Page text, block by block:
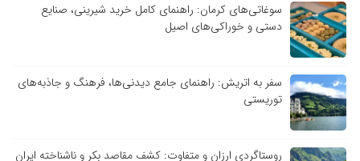
سوغاتی‌های کرمان: راهنمای کامل خرید شیرینی، صنایع
دستی و خوراکی‌های اصیل
سفر به اتریش: راهنمای جامع دیدنی‌ها، فرهنگ و جاذبه‌های
توریستی
روستاگردی ارزان و متفاوت: کشف مقاصد بکر و ناشناخته ایران